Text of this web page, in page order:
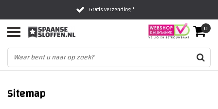
Gratis verzending *
Al 16 jaar het vertrouwde adres
Fysieke winkel in Zwolle
0
Sitemap